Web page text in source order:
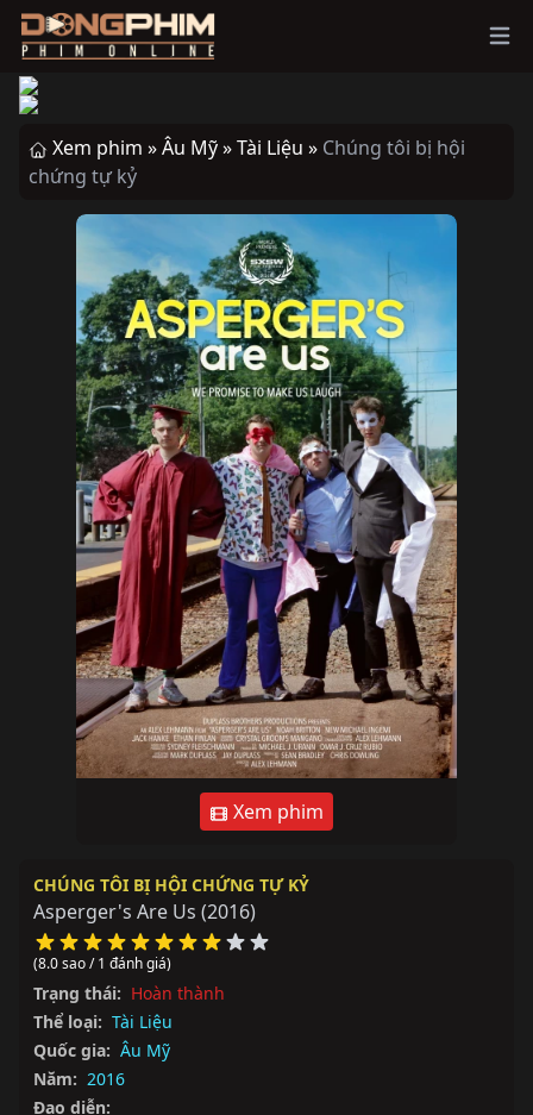
Xem phim »Âu Mỹ »Tài Liệu » Chúng tôi bị hội
chứng tự kỷ
Xem phim
CHÚNG TÔI BỊ HỘI CHỨNG TỰ KỶ
Asperger's Are Us (2016)
(8.0 sao / 1 đánh giá)
Trạng thái: Hoàn thành
Thể loại: Tài Liệu
Quốc gia: Âu Mỹ
Năm: 2016
Đạo diễn: